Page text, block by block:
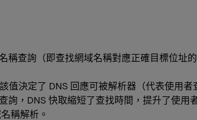
稱查詢（即查找網域名稱對應正確目標位址
決定了 DNS 回應可被解析器（代表使用者
，DNS 快取縮短了查找時間，提升了使用
稱解析。